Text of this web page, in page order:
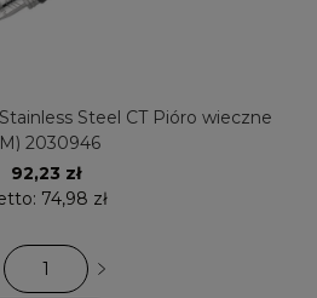
Steel CT Pióro wieczne
2030946
92,23 zł
74,98 zł